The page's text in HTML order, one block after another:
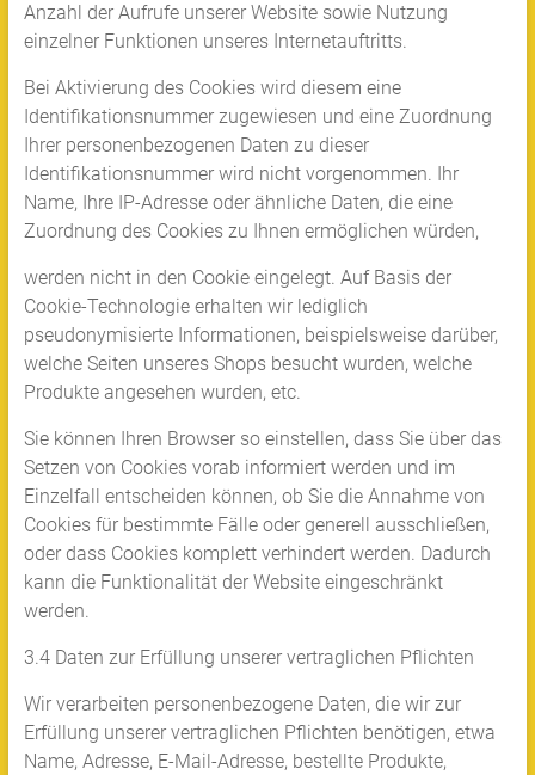
Anzahl der Aufrufe unserer Website sowie Nutzung
einzelner Funktionen unseres Internetauftritts.
Bei Aktivierung des Cookies wird diesem eine
Identifikationsnummer zugewiesen und eine Zuordnung
Ihrer personenbezogenen Daten zu dieser
Identifikationsnummer wird nicht vorgenommen. Ihr
Name, Ihre IP-Adresse oder ähnliche Daten, die eine
Zuordnung des Cookies zu Ihnen ermöglichen würden,
werden nicht in den Cookie eingelegt. Auf Basis der
Cookie-Technologie erhalten wir lediglich
pseudonymisierte Informationen, beispielsweise darüber,
welche Seiten unseres Shops besucht wurden, welche
Produkte angesehen wurden, etc.
Sie können Ihren Browser so einstellen, dass Sie über das
Setzen von Cookies vorab informiert werden und im
Einzelfall entscheiden können, ob Sie die Annahme von
Cookies für bestimmte Fälle oder generell ausschließen,
oder dass Cookies komplett verhindert werden. Dadurch
kann die Funktionalität der Website eingeschränkt
werden.
3.4 Daten zur Erfüllung unserer vertraglichen Pflichten
Wir verarbeiten personenbezogene Daten, die wir zur
Erfüllung unserer vertraglichen Pflichten benötigen, etwa
Name, Adresse, E-Mail-Adresse, bestellte Produkte,